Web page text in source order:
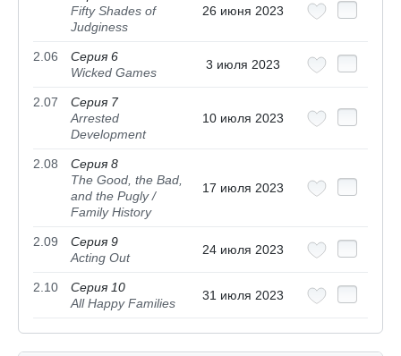
Fifty Shades of
Judginess
26 июня 2023
2.06
Серия 6
Wicked Games
3 июля 2023
2.07
Серия 7
Arrested
Development
10 июля 2023
2.08
Серия 8
The Good, the Bad,
and the Pugly /
Family History
17 июля 2023
2.09
Серия 9
Acting Out
24 июля 2023
2.10
Серия 10
All Happy Families
31 июля 2023